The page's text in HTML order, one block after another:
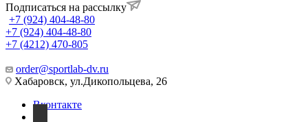
Подписаться на рассылку
+7 (924) 404-48-80
+7 (924) 404-48-80
+7 (4212) 470-805
order@sportlab-dv.ru
Хабаровск, ул.Дикопольцева, 26
Вконтакте